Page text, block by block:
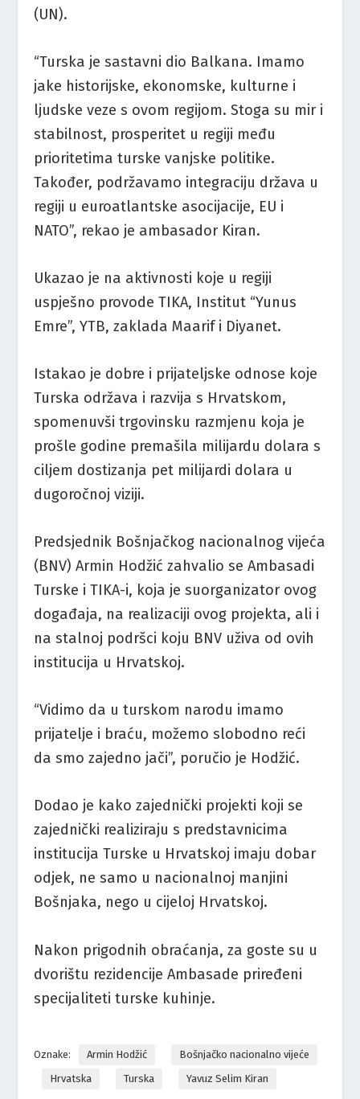
(UN).
“Turska je sastavni dio Balkana. Imamo
jake historijske, ekonomske, kulturne i
ljudske veze s ovom regijom. Stoga su mir i
stabilnost, prosperitet u regiji među
prioritetima turske vanjske politike.
Također, podržavamo integraciju država u
regiji u euroatlantske asocijacije, EU i
NATO”, rekao je ambasador Kiran.
Ukazao je na aktivnosti koje u regiji
uspješno provode TIKA, Institut “Yunus
Emre”, YTB, zaklada Maarif i Diyanet.
Istakao je dobre i prijateljske odnose koje
Turska održava i razvija s Hrvatskom,
spomenuvši trgovinsku razmjenu koja je
prošle godine premašila milijardu dolara s
ciljem dostizanja pet milijardi dolara u
dugoročnoj viziji.
Predsjednik Bošnjačkog nacionalnog vijeća
(BNV) Armin Hodžić zahvalio se Ambasadi
Turske i TIKA-i, koja je suorganizator ovog
događaja, na realizaciji ovog projekta, ali i
na stalnoj podršci koju BNV uživa od ovih
institucija u Hrvatskoj.
“Vidimo da u turskom narodu imamo
prijatelje i braću, možemo slobodno reći
da smo zajedno jači”, poručio je Hodžić.
Dodao je kako zajednički projekti koji se
zajednički realiziraju s predstavnicima
institucija Turske u Hrvatskoj imaju dobar
odjek, ne samo u nacionalnoj manjini
Bošnjaka, nego u cijeloj Hrvatskoj.
Nakon prigodnih obraćanja, za goste su u
dvorištu rezidencije Ambasade priređeni
specijaliteti turske kuhinje.
Oznake: Armin Hodžić
Bošnjačko nacionalno vijeće
Hrvatska
Turska Yavuz Selim Kiran